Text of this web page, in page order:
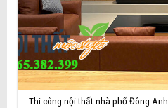
Thi công nội thất nhà phố Đông Anh